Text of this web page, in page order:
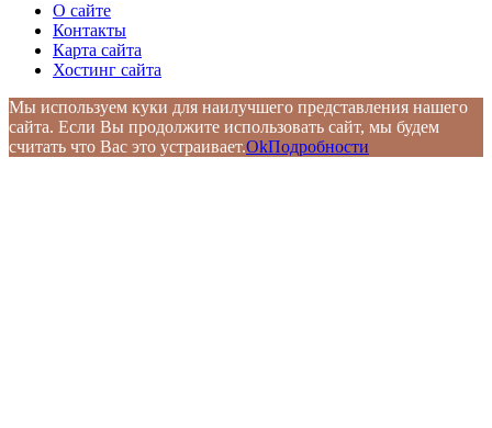
О сайте
Контакты
Карта сайта
Хостинг сайта
Мы используем куки для наилучшего представления нашего
сайта. Если Вы продолжите использовать сайт, мы будем
считать что Вас это устраивает.OkПодробности